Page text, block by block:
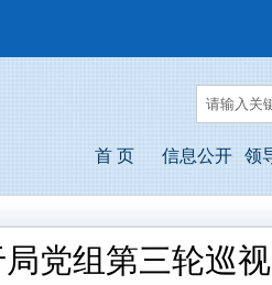
首 页 信息公开 领
党组第三轮巡